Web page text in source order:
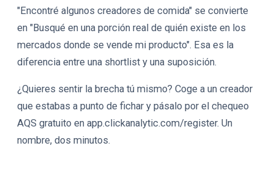
"Encontré algunos creadores de comida" se convierte
en "Busqué en una porción real de quién existe en los
mercados donde se vende mi producto". Esa es la
diferencia entre una shortlist y una suposición.
¿Quieres sentir la brecha tú mismo? Coge a un creador
que estabas a punto de fichar y pásalo por el chequeo
AQS gratuito en app.clickanalytic.com/register. Un
nombre, dos minutos.